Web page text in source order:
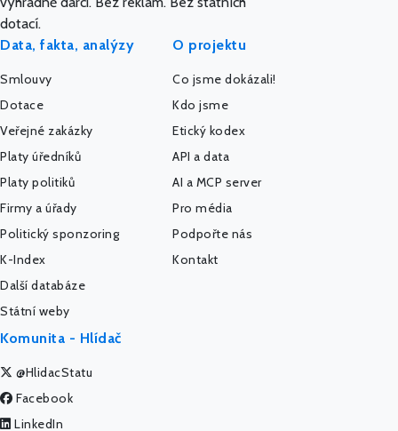
dotací.
Data, fakta, analýzy
Smlouvy
Dotace
Veřejné zakázky
Platy úředníků
Platy politiků
Firmy a úřady
Politický sponzoring
K-Index
Další databáze
Státní weby
O projektu
Co jsme dokázali!
Kdo jsme
Etický kodex
API a data
AI a MCP server
Pro média
Podpořte nás
Kontakt
Komunita - Hlídač
@HlidacStatu
Facebook
LinkedIn